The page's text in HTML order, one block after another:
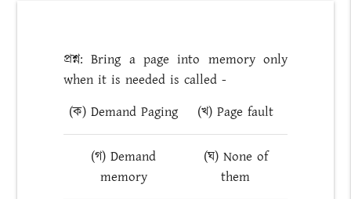
প্রশ্ন: Bring a page into memory only
when it is needed is called -
(ক) Demand Paging
(খ) Page fault
(গ) Demand
memory
(ঘ) None of
them